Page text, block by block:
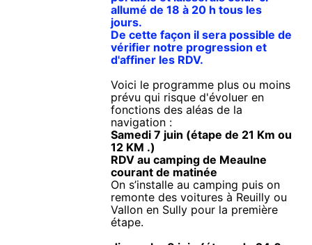
allumé de 18 à 20 h tous les
jours.
De cette façon il sera possible de
vérifier notre progression et
d'affiner les RDV.
Voici le programme plus ou moins
prévu qui risque d'évoluer en
fonctions des aléas de la
navigation :
Samedi 7 juin (étape de 21 Km ou
12 KM .)
RDV au camping de Meaulne
courant de matinée
On s’installe au camping puis on
remonte des voitures à Reuilly ou
Vallon en Sully pour la première
étape.